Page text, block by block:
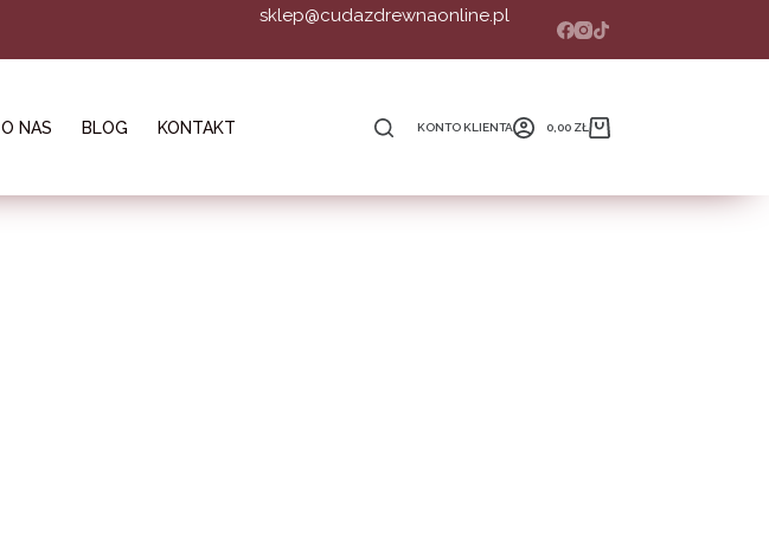
sklep@cudazdrewnaonline.pl
O NAS BLOG KONTAKT KONTO KLIENTA Koszyk
0,00 ZŁ